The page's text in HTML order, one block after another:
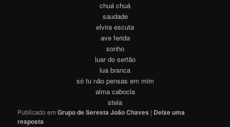
chuá chuá
saudade
elvira escuta
ave ferida
sonho
luar do sertão
lua branca
só tu não pensas em mim
alma cabocla
stela
Publicado em Grupo de Seresta João Chaves | Deixe uma
resposta